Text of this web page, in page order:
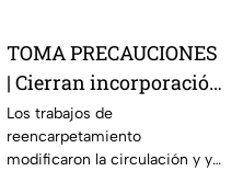
TOMA PRECAUCIONES
| Cierran incorporación
hacia la carretera 57;
esta es la zona afectada
Los trabajos de
reencarpetamiento
modificaron la circulación y ya